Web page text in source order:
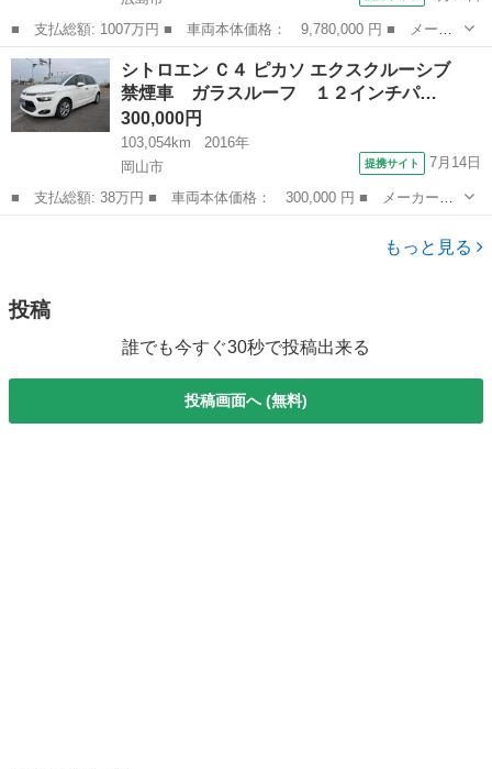
■ 支払総額: 1007万円 ■ 車両本体価格： 9,780,000 円 ■ メーカ
ー名： ポルシェ ■ 車種名： ９１１ ■ グレード名： ９１１カ
レラ キャララホワイト 黒レザー 純正２０ＡＷ スポーツクロノ
パッケージ...
広島 広島市 その他
シトロエン Ｃ４ ピカソ エクスクルーシブ
禁煙車 ガラスルーフ １２インチパ…
300,000円
103,054km
2016年
岡山市
提携サイト 7月14日
■ 支払総額: 38万円 ■ 車両本体価格： 300,000 円 ■ メーカー
名： シトロエン ■ 車種名： Ｃ４ ピカソ ■ グレード名： エク
スクルーシブ 禁煙車 ガラスルーフ １２インチパノラミックスク
もっと見る
投稿
誰でも今すぐ30秒で投稿出来る
投稿画面へ (無料)